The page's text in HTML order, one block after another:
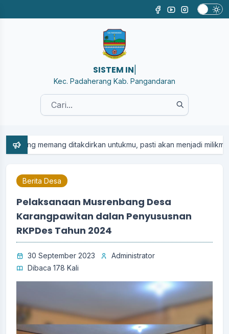
SISTEM INFORMAS
Kec. Padaherang Kab. Pangandaran
ditakdirkan untukmu, pasti akan menjadi milikmu... Dan
Berita Desa
Pelaksanaan Musrenbang Desa
Karangpawitan dalan Penyususnan
RKPDes Tahun 2024
30 September 2023
Administrator
Dibaca 178 Kali